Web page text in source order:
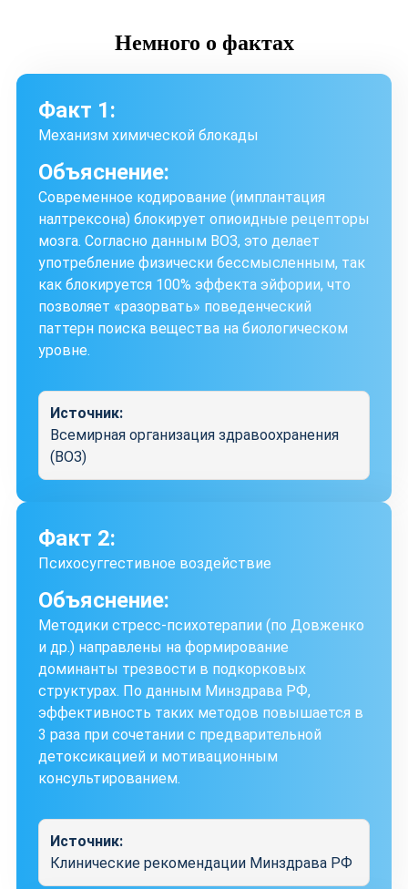
Немного о фактах
Факт 1:
Механизм химической блокады
Объяснение:
Современное кодирование (имплантация
налтрексона) блокирует опиоидные рецепторы
мозга. Согласно данным ВОЗ, это делает
употребление физически бессмысленным, так
как блокируется 100% эффекта эйфории, что
позволяет «разорвать» поведенческий
паттерн поиска вещества на биологическом
уровне.
Источник:
Всемирная организация здравоохранения
(ВОЗ)
Факт 2:
Психосуггестивное воздействие
Объяснение:
Методики стресс-психотерапии (по Довженко
и др.) направлены на формирование
доминанты трезвости в подкорковых
структурах. По данным Минздрава РФ,
эффективность таких методов повышается в
3 раза при сочетании с предварительной
детоксикацией и мотивационным
консультированием.
Источник:
Клинические рекомендации Минздрава РФ